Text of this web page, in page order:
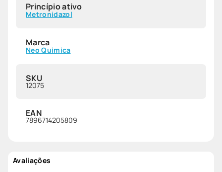
Princípio ativo
Metronidazol
Marca
Neo Quimica
SKU
12075
EAN
7896714205809
Avaliações